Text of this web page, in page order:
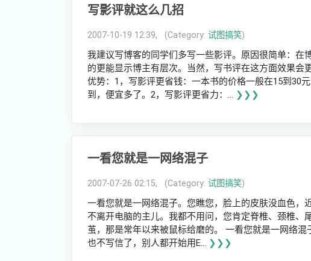
写影评就这么几招
2007-10-19 12:39, (Category: 试图搞笑)
我建议写博客的同学们多写一些影评。原因很简单：在
的更能显示博主有层次。当然，写书评在这方面效果会
优势：1，写影评更省钱：一本书的价格一般在15到30
到，便宜多了。2，写影评更省力：... ❯❯❯
一看您就是一网络混子
2007-07-26 02:15, (Category: 试图搞笑)
一看您就是一网络混子。您瞧您，脸上的皮肤没血色，
不离开电脑的主儿。我都不用问，您肯定脊椎、颈椎、
茧，那是常年以来被鼠标给磨的。 一看您就是一网络
也不写信了，别人都开始用E... ❯❯❯